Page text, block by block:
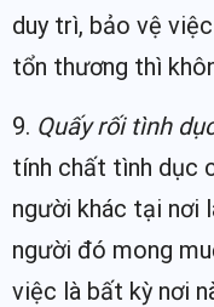
duy trì, bảo vệ
tổn thương thì
9. Quấy rối tình
tính chất tình dục
người khác tại nơi
người đó mong
việc là bất kỳ nơi